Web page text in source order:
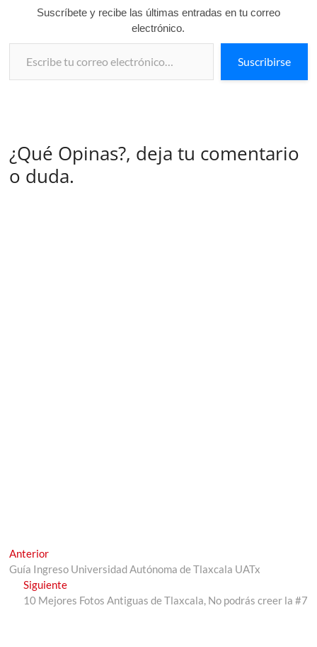
Suscríbete y recibe las últimas entradas en tu correo
electrónico.
Escribe tu correo electrónico…
Suscribirse
¿Qué Opinas?, deja tu comentario
o duda.
Navegación
de
entradas
AnteriorEntrada
anterior:
Guía Ingreso Universidad Autónoma de Tlaxcala UATx
SiguienteEntrada
siguiente:
10 Mejores Fotos Antiguas de Tlaxcala, No podrás creer la #7